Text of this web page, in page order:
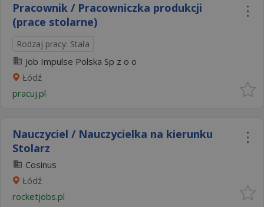
Pracownik / Pracowniczka produkcji
(prace stolarne)
Rodzaj pracy: Stała
Job Impulse Polska Sp z o o
Łódź
pracuj.pl
Nauczyciel / Nauczycielka na kierunku
Stolarz
Cosinus
Łódź
rocketjobs.pl